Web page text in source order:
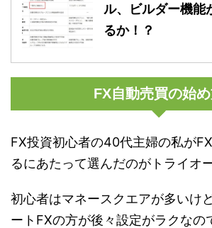
ル、ビルダー機能
るか！？
FX自動売買の始
FX投資初心者の40代主婦の私が
るにあたって選んだのがトライオ
初心者はマネースクエアが多いけ
ートFXの方が後々設定がラクなの